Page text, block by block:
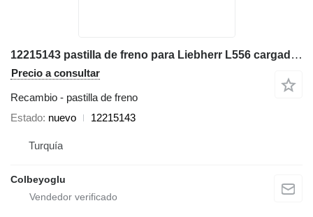
12215143 pastilla de freno para Liebherr L556 cargadora de ruedas
Precio a consultar
Recambio - pastilla de freno
Estado nuevo 12215143
Turquía
Colbeyoglu